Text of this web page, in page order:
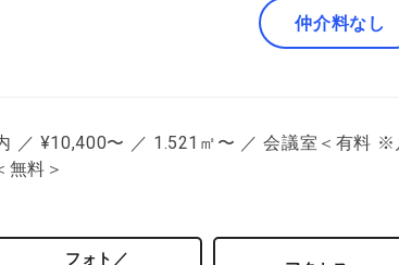
仲介料なし
／ ¥10,400〜 ／ 1.521㎡〜 ／ 会議室＜有料 ※
無料＞
フォト／